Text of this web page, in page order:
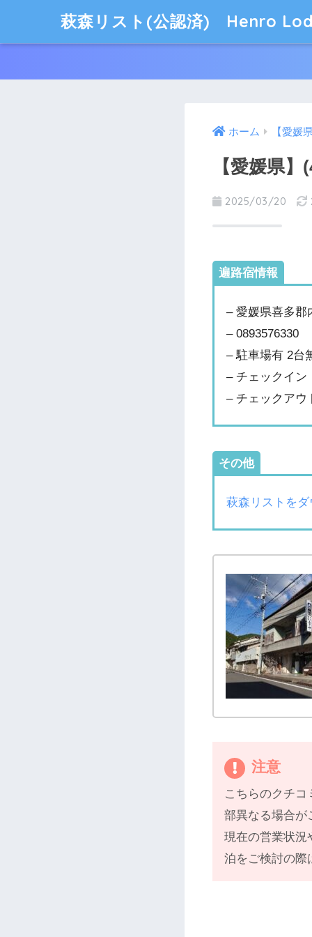
萩森リスト(公認済) Henro
ホーム 【愛媛
【愛媛県
2025/03/20
遍路宿情報
– 愛媛県喜多郡
– 0893576330
– 駐車場有 2台
– チェックイン
– チェックアウ
その他
萩森リストを
注意
こちらのクチ
部異なる場合が
現在の営業状況
泊をご検討の際